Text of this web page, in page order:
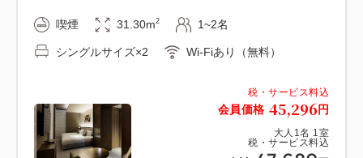
税・サービス料込
会員価格 45,296 円
大人 1名 1室
税・サービス料込
喫煙 31.30m2 1~2名
シングルサイズ×2 Wi-Fiあり（無料）